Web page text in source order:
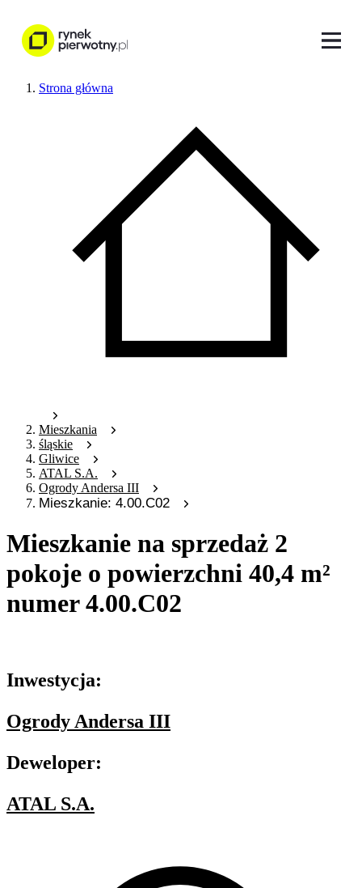
Strona główna
Mieszkania
śląskie
Gliwice
ATAL S.A.
Ogrody Andersa III
Mieszkanie: 4.00.C02
Mieszkanie na sprzedaż 2
pokoje o powierzchni 40,4 m²
numer 4.00.C02
Inwestycja:
Ogrody Andersa III
Deweloper:
ATAL S.A.